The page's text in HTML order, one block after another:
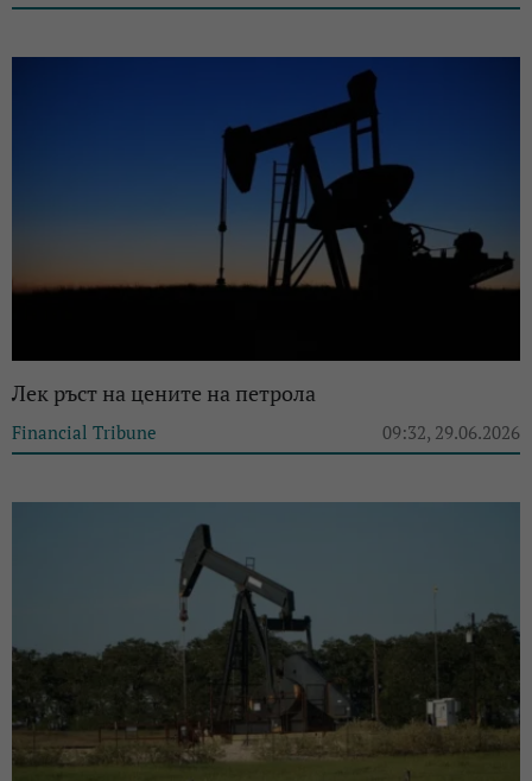
Лек ръст на цените на петрола
Financial Tribune 09:32, 29.06.2026